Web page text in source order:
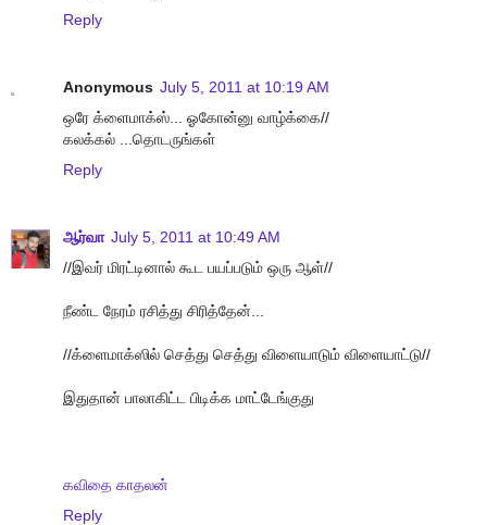
Reply
Anonymous July 5, 2011 at 10:19 AM
ஒரே க்ளைமாக்ஸ்... ஓகோன்னு வாழ்க்கை//
கலக்கல் ...தொடருங்கள்
Reply
ஆர்வா July 5, 2011 at 10:49 AM
//இவர் மிரட்டினால் கூட பயப்படும் ஒரு ஆள்//
நீண்ட நேரம் ரசித்து சிரித்தேன்...
//க்ளைமாக்ஸில் செத்து செத்து விளையாடும் விளையாட்டு//
இதுதான் பாலாகிட்ட பிடிக்க மாட்டேங்குது
கவிதை காதலன்
Reply